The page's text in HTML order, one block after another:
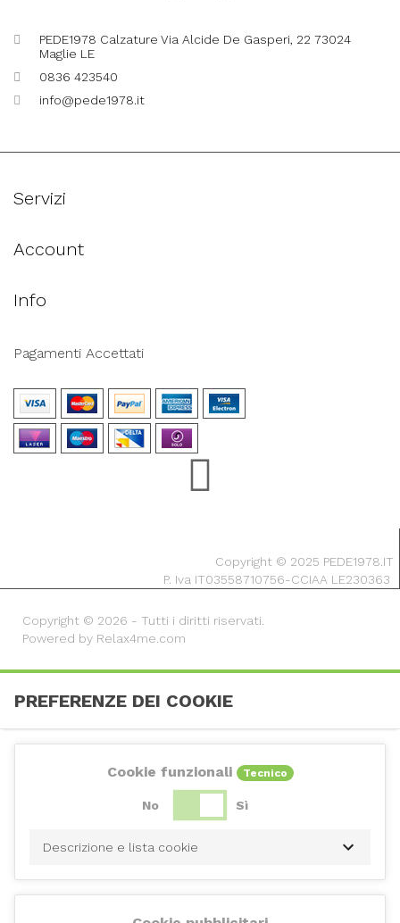
PEDE1978 Calzature Via Alcide De Gasperi, 22 73024
Maglie LE
0836 423540
info@pede1978.it
Servizi
Account
Info
Pagamenti Accettati
Copyright © 2025 PEDE1978.IT
P. Iva IT03558710756-CCIAA LE230363
Copyright © 2026 - Tutti i diritti riservati.
Powered by Relax4me.com
PREFERENZE DEI COOKIE
Cookie funzionali Tecnico
No Sì
Descrizione e lista cookie